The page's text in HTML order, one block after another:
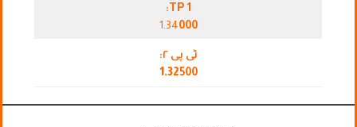
TP 1:
1.34000
ٹی پی ۲:
1.32500